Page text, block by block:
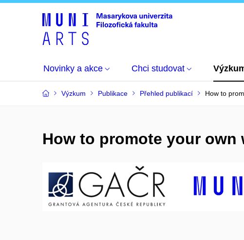
Novinky a akce Chci studovat
Výzkum Publikace Přehled publikací How to
How to promote your own